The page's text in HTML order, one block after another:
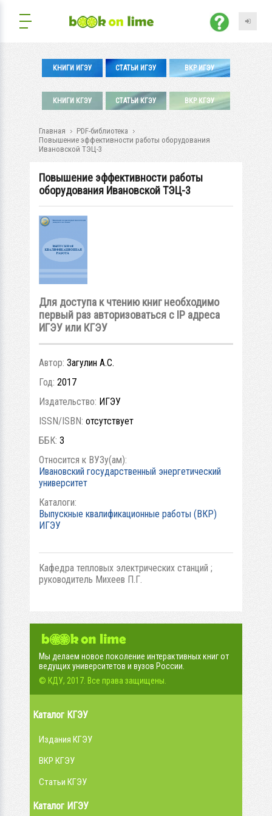
КНИГИ ИГЭУ СТАТЬИ ИГЭУ ВКР ИГЭУ
КНИГИ КГЭУ СТАТЬИ КГЭУ ВКР КГЭУ
Главная
PDF-библиотека
Повышение эффективности работы оборудования
Ивановской ТЭЦ-3
Повышение эффективности работы
оборудования Ивановской ТЭЦ-3
Для доступа к чтению книг необходимо
первый раз авторизоваться с IP адреса
ИГЭУ или КГЭУ
Автор: Загулин А.С.
Год: 2017
Издательство: ИГЭУ
ISSN/ISBN: отсутствует
ББК: 3
Относится к ВУЗу(ам):
Ивановский государственный энергетический
университет
Каталоги:
Выпускные квалификационные работы (ВКР)
ИГЭУ
Кафедра тепловых электрических станций ;
руководитель Михеев П.Г.
Мы делаем новое поколение интерактивных книг от
ведущих университетов и вузов России.
© КДУ, 2017. Все права защищены.
Каталог КГЭУ
Издания КГЭУ
ВКР КГЭУ
Статьи КГЭУ
Каталог ИГЭУ